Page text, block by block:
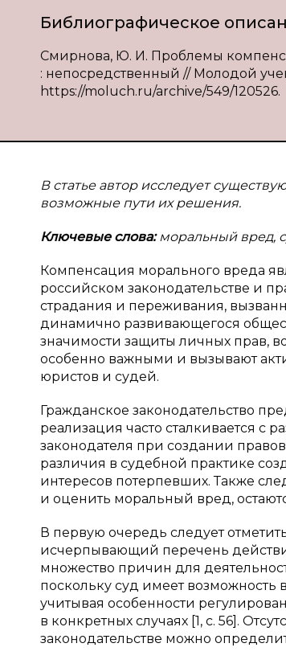
Библиографическое
Смирнова, Ю. И. Проблемы
: непосредственный // Молодой
https://moluch.ru/archive/549/120526.
В статье автор исследует
возможные пути их решения.
Ключевые слова:моральный вред,
Компенсация морального вреда
российском законодательстве и
страдания и переживания,
динамично развивающегося
значимости защиты личных прав,
особенно важными и вызывают
юристов и судей.
Гражданское законодательство
реализация часто сталкивается
законодателя при создании
различия в судебной практике
интересов потерпевших. Также
и оценить моральный вред,
В первую очередь следует
исчерпывающий перечень
множество причин для
поскольку суд имеет возможность
учитывая особенности
в конкретных случаях [1, с. 56].
законодательстве можно